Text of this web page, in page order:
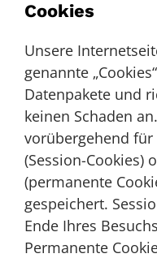
Cookies
Unsere
genannte
Datenpakete und
keinen Schaden
vorübergehend für
(Session-Cookies)
(permanente
gespeichert.
Ende Ihres
Permanente